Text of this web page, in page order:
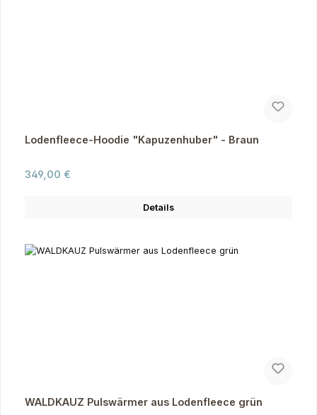
Lodenfleece-Hoodie "Kapuzenhuber" - Braun
Regulärer Preis:
349,00 €
Details
WALDKAUZ Pulswärmer aus Lodenfleece grün